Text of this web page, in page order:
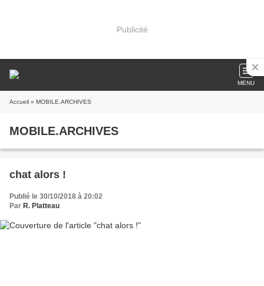
Publicité
MENU
Accueil » MOBILE.ARCHIVES
MOBILE.ARCHIVES
chat alors !
Publié le 30/10/2018 à 20:02
Par R. Platteau